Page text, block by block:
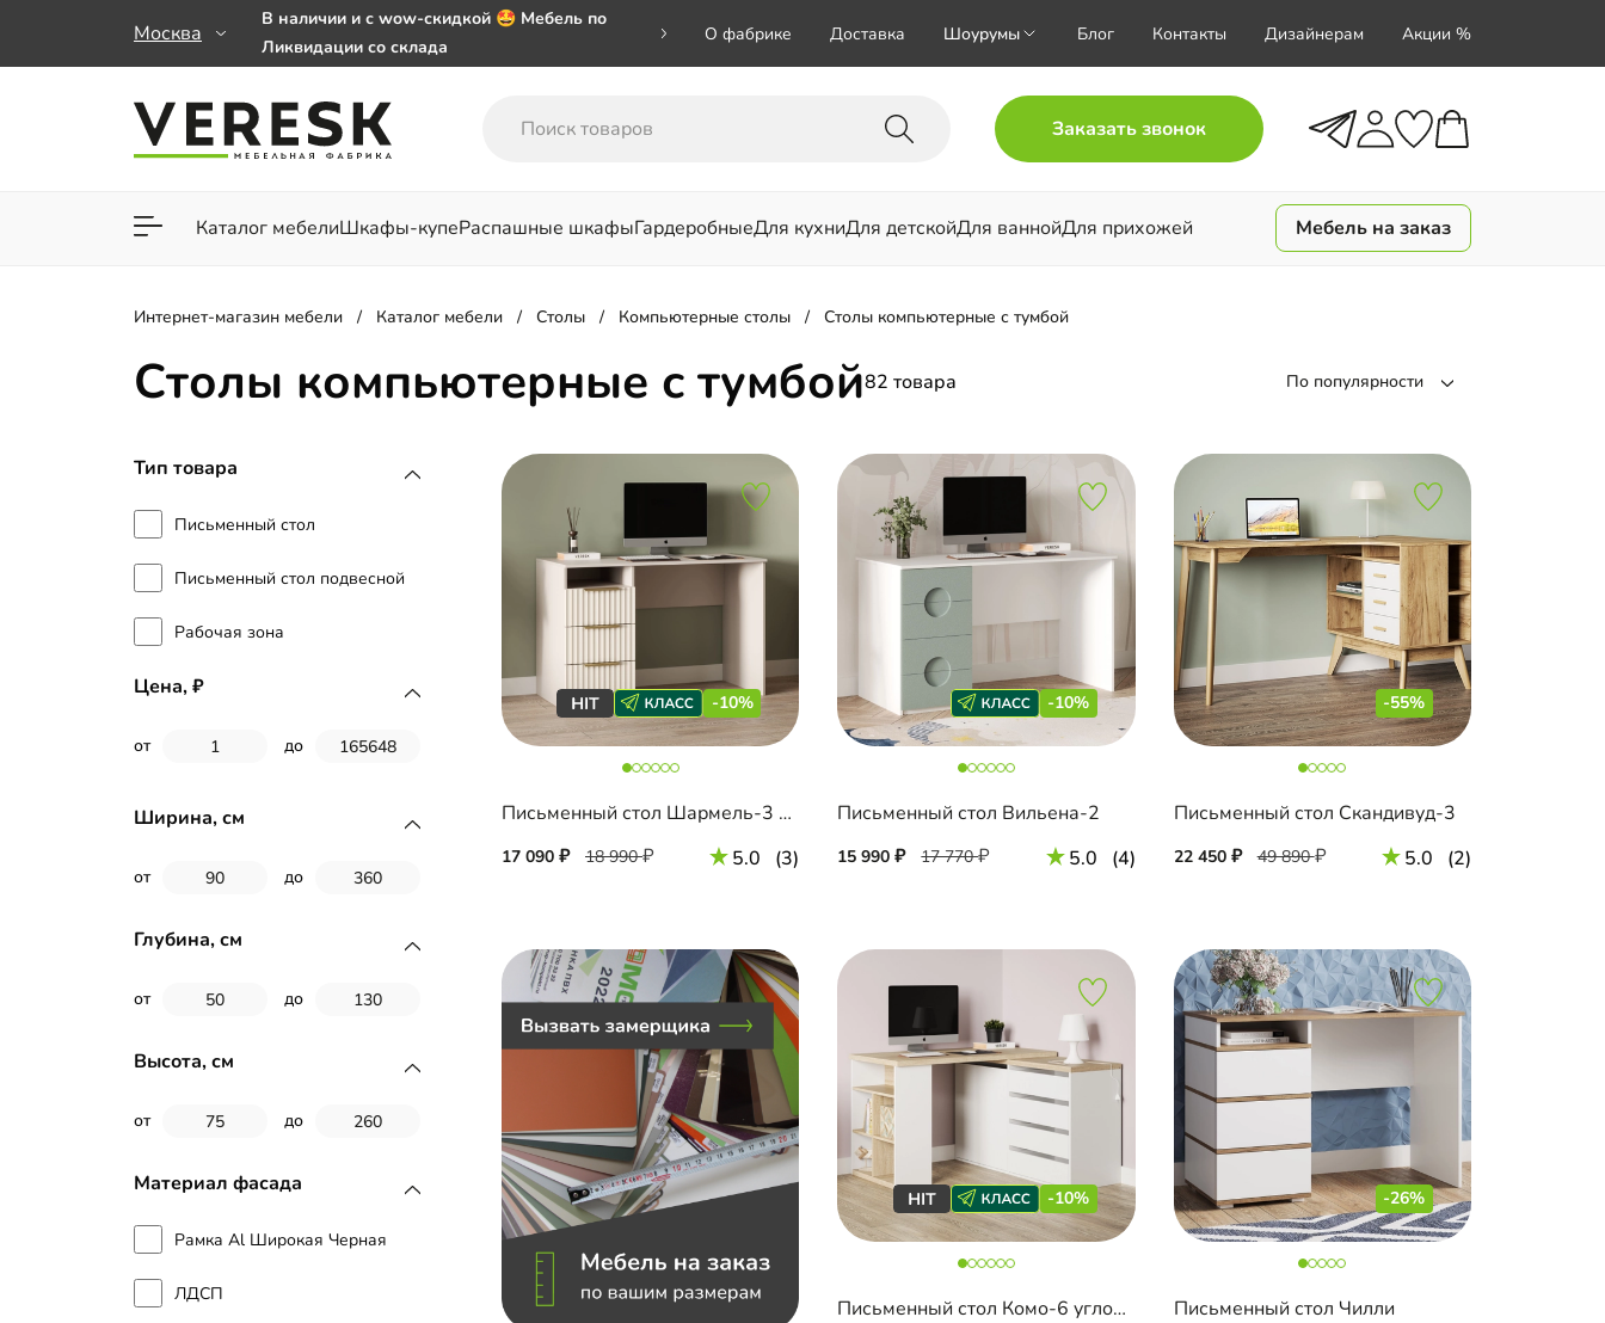
Москва
В наличии и с wow-скидкой 🤩 Мебель по
Ликвидации со склада
заказе от 50 000 ₽
Важно! Наш Whatsapp переехал на номер
О фабрике Доставка Шоурумы Блог Контакты Дизайнерам Акции %
Заказать звонок
Каталог мебелиШкафы-купеРаспашные шкафыГардеробныеДля кухниДля детскойДля ваннойДля прихожей
Для гостиной Для спальни
Мебель на заказ
Интернет-магазин мебели Каталог мебели Столы Компьютерные столы Столы компьютерные с тумбой
Столы компьютерные с тумбой82 товара По популярности
Тип товара
Письменный стол
Письменный стол подвесной
Рабочая зона
Цена,
от до
Ширина, см
от до
Глубина, см
от до
Высота, см
от до
Материал фасада
Рамка Al Широкая Черная
ЛДСП
-10%
Письменный стол Шармель-3 Лайф
17 090 18 990 5.0 (3)
-10%
Письменный стол Вильена-2
15 990 17 770 5.0 (4)
-55%
Письменный стол Скандивуд-3
22 450 49 890 5.0 (2)
-10%
Письменный стол Комо-6 угловой
-26%
Письменный стол Чилли